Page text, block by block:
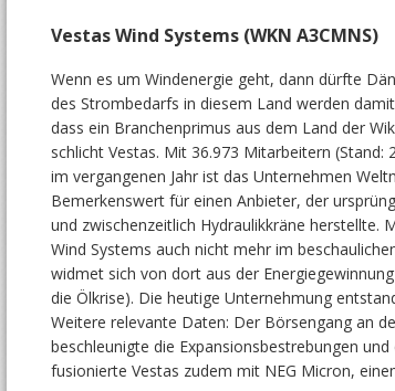
Vestas Wind Systems (WKN A3CMNS)
Wenn es um Windenergie geht, dann dürfte
des Strombedarfs in diesem Land werden
dass ein Branchenprimus aus dem Land der
schlicht Vestas. Mit 36.973 Mitarbeitern
im vergangenen Jahr ist das Unternehmen
Bemerkenswert für einen Anbieter, der
und zwischenzeitlich Hydraulikkräne herstellte.
Wind Systems auch nicht mehr im
widmet sich von dort aus der
die Ölkrise). Die heutige Unternehmung
Weitere relevante Daten: Der Börsengang an
beschleunigte die Expansionsbestrebungen
fusionierte Vestas zudem mit NEG Micron,